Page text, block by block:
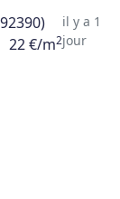
22 €/m2
il y a 1
jour